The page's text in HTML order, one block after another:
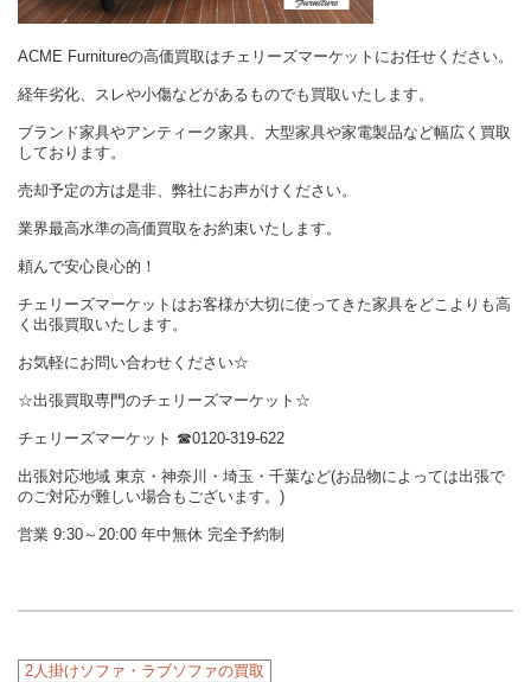
ACME Furnitureの高価買取はチェリーズマーケットにお任せください。
経年劣化、スレや小傷などがあるものでも買取いたします。
ブランド家具やアンティーク家具、大型家具や家電製品など幅広く買取
しております。
売却予定の方は是非、弊社にお声がけください。
業界最高水準の高価買取をお約束いたします。
頼んで安心良心的！
チェリーズマーケットはお客様が大切に使ってきた家具をどこよりも高
く出張買取いたします。
お気軽にお問い合わせください☆
☆出張買取専門のチェリーズマーケット☆
チェリーズマーケット ☎︎0120-319-622
出張対応地域 東京・神奈川・埼玉・千葉など(お品物によっては出張で
のご対応が難しい場合もございます。)
営業 9:30～20:00 年中無休 完全予約制
2人掛けソファ・ラブソファの買取